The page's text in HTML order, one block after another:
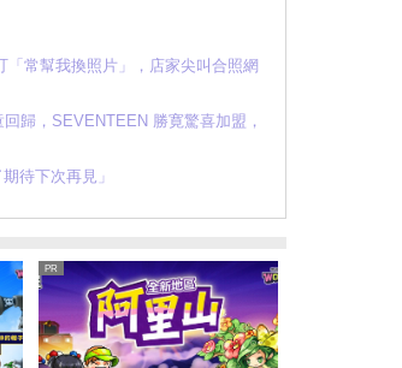
常幫我換照片」，店家尖叫合照網
歸，SEVENTEEN 勝寛驚喜加盟，
待下次再見」